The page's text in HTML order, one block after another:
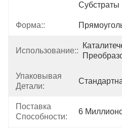
Субстраты
Форма::
Использование::
Упаковывая
Детали:
Поставка
Способности:
6